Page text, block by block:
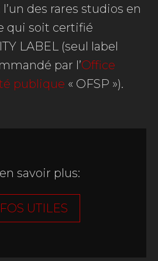
des rares studios en
qui soit certifié
LABEL (seul label
par l’Office
publique « OFSP »).
savoir plus:
UTILES